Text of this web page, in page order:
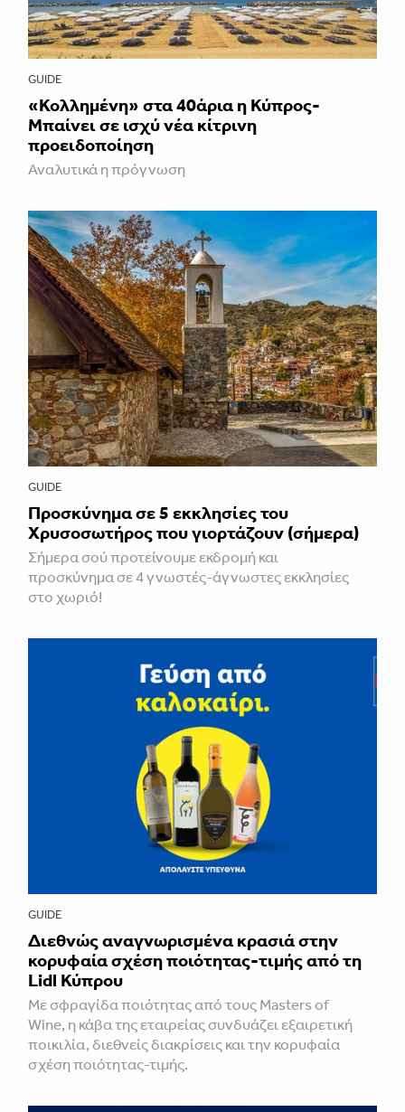
GUIDE
«Κολλημένη» στα 40άρια η Κύπρος-
Μπαίνει σε ισχύ νέα κίτρινη
προειδοποίηση
Αναλυτικά η πρόγνωση
GUIDE
Προσκύνημα σε 5 εκκλησίες του
Χρυσοσωτήρος που γιορτάζουν (σήμερα)
Σήμερα σού προτείνουμε εκδρομή και
προσκύνημα σε 4 γνωστές-άγνωστες εκκλησίες
στο χωριό!
GUIDE
Διεθνώς αναγνωρισμένα κρασιά στην
κορυφαία σχέση ποιότητας-τιμής από τη
Lidl Κύπρου
Με σφραγίδα ποιότητας από τους Masters of
Wine, η κάβα της εταιρείας συνδυάζει εξαιρετική
ποικιλία, διεθνείς διακρίσεις και την κορυφαία
σχέση ποιότητας-τιμής.